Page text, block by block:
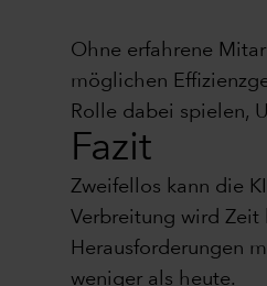
Ohne erfahrene
möglichen
Rolle dabei spielen,
Fazit
Zweifellos kann die
Verbreitung wird Zeit
Herausforderungen
weniger als heute.